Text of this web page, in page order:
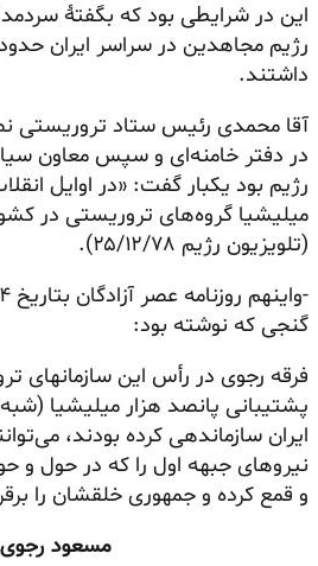
این در شرایطی بود که بگفتهٔ
داشتند.
آقا محمدی رئیس ستاد تروریستی
در دفتر خامنه‌ای و سپس معاون
میلیشیا گروه‌های تروریستی در
(تلویزیون رژیم ۲۵/۱۲/۷۸).
گنجی که نوشته بود:
فرقه رجوی در رأس این سازمانهای
پشتیبانی پانصد هزار میلیشیا
ایران سازماندهی کرده بودند،
نیروهای جبهه اول را که در حول و
و قمع کرده و جمهوری خلقشان را
مسعود